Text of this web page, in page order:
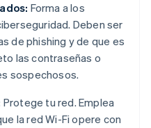
Forma a los
Deben ser
de phishing y de que es
las contraseñas o
sospechosos.
Protege tu red. Emplea
la red Wi-Fi opere con